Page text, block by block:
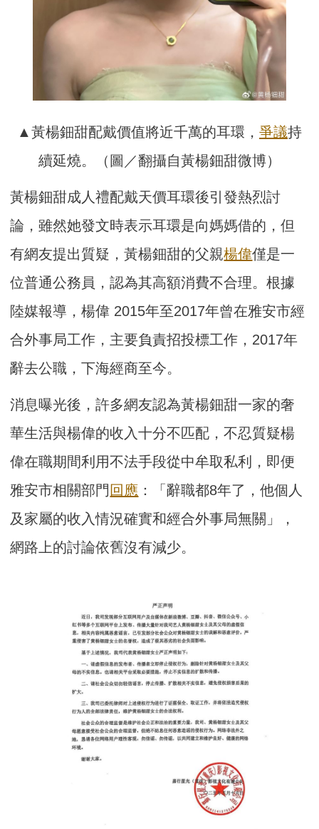
▲黃楊鈿甜配戴價值將近千萬的耳環， 爭議持
續延燒。（圖／翻攝自黃楊鈿甜微博）
黃楊鈿甜成人禮配戴天價耳環後引發熱烈討
論，雖然她發文時表示耳環是向媽媽借的，但
有網友提出質疑，黃楊鈿甜的父親楊偉僅是一
位普通公務員，認為其高額消費不合理。根據
陸媒報導，楊偉 2015年至2017年曾在雅安市經
合外事局工作，主要負責招投標工作，2017年
辭去公職，下海經商至今。
消息曝光後，許多網友認為黃楊鈿甜一家的奢
華生活與楊偉的收入十分不匹配，不忍質疑楊
偉在職期間利用不法手段從中牟取私利，即便
雅安市相關部門 回應 ：「辭職都8年了，他個人
及家屬的收入情況確實和經合外事局無關」，
網路上的討論依舊沒有減少。